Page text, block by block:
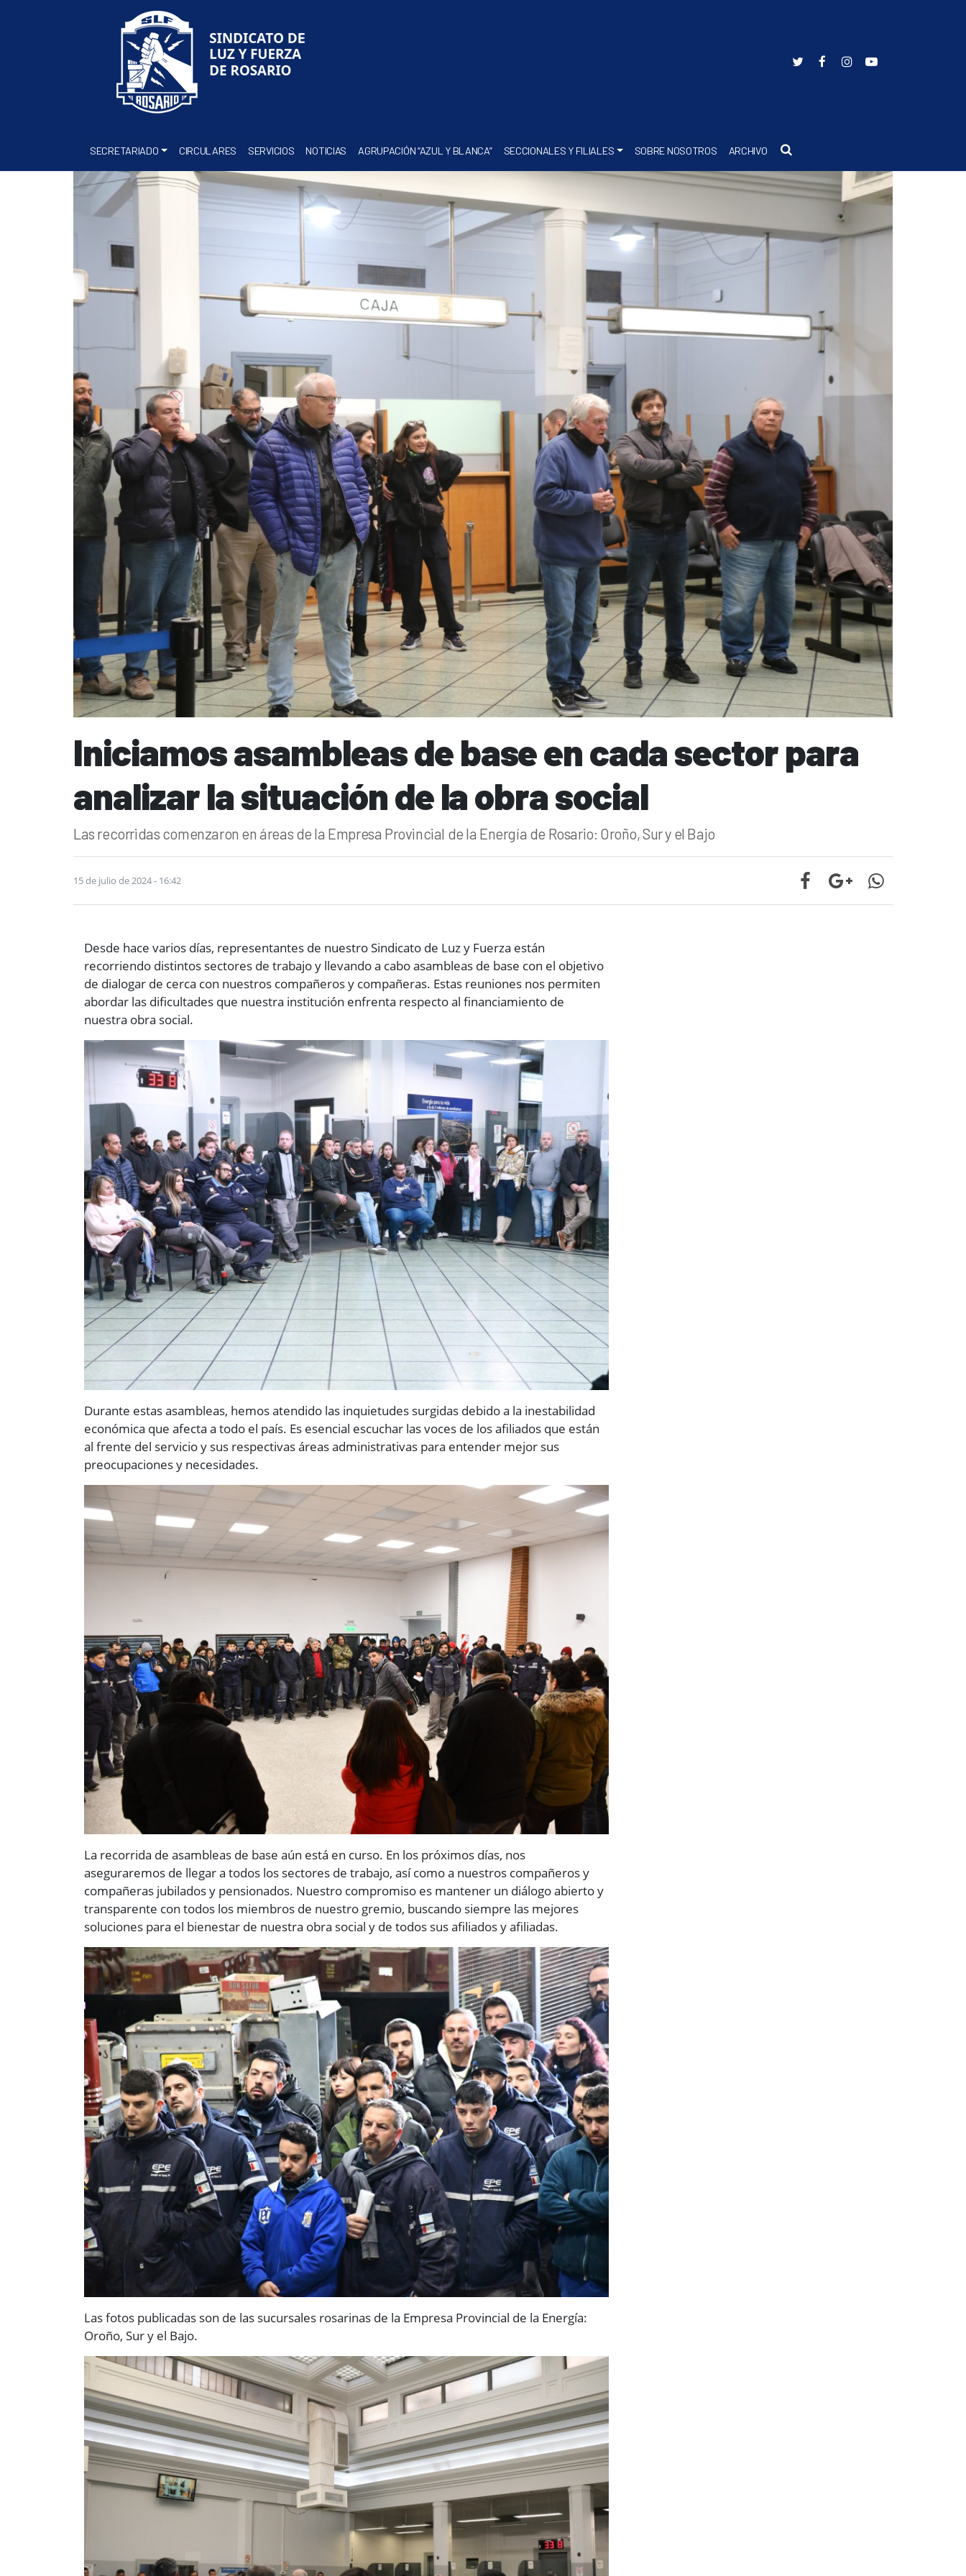
SECRETARIADO CIRCULARES SERVICIOS NOTICIAS AGRUPACIÓN “AZUL Y BLANCA” SECCIONALES Y FILIALES SOBRE NOSOTROS ARCHIVO Buscar
Iniciamos asambleas de base en cada sector para
analizar la situación de la obra social
Las recorridas comenzaron en áreas de la Empresa Provincial de la Energía de Rosario: Oroño, Sur y el Bajo
15 de julio de 2024 - 16:42
Desde hace varios días, representantes de nuestro Sindicato de Luz y Fuerza están
recorriendo distintos sectores de trabajo y llevando a cabo asambleas de base con el objetivo
de dialogar de cerca con nuestros compañeros y compañeras. Estas reuniones nos permiten
abordar las dificultades que nuestra institución enfrenta respecto al financiamiento de
nuestra obra social.
Durante estas asambleas, hemos atendido las inquietudes surgidas debido a la inestabilidad
económica que afecta a todo el país. Es esencial escuchar las voces de los afiliados que están
al frente del servicio y sus respectivas áreas administrativas para entender mejor sus
preocupaciones y necesidades.
La recorrida de asambleas de base aún está en curso. En los próximos días, nos
aseguraremos de llegar a todos los sectores de trabajo, así como a nuestros compañeros y
compañeras jubilados y pensionados. Nuestro compromiso es mantener un diálogo abierto y
transparente con todos los miembros de nuestro gremio, buscando siempre las mejores
soluciones para el bienestar de nuestra obra social y de todos sus afiliados y afiliadas.
Las fotos publicadas son de las sucursales rosarinas de la Empresa Provincial de la Energía:
Oroño, Sur y el Bajo.